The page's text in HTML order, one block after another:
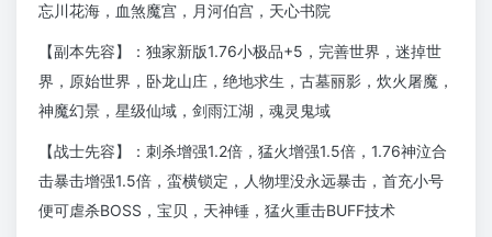
忘川花海，血煞魔宫，月河伯宫，天心书院
【副本先容】：独家新版1.76小极品+5，完善世界，迷掉世
界，原始世界，卧龙山庄，绝地求生，古墓丽影，炊火屠魔，
神魔幻景，星级仙域，剑雨江湖，魂灵鬼域
【战士先容】：刺杀增强1.2倍，猛火增强1.5倍，1.76神泣合
击暴击增强1.5倍，蛮横锁定，人物埋没永远暴击，首充小号
便可虐杀BOSS，宝贝，天神锤，猛火重击BUFF技术